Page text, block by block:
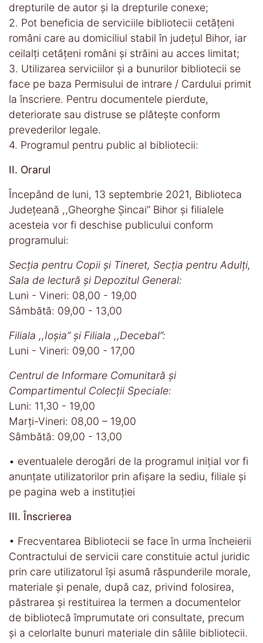
drepturile de autor şi la drepturile conexe;
2. Pot beneficia de serviciile bibliotecii cetăţeni
români care au domiciliul stabil în judeţul Bihor, iar
ceilalţi cetăţeni români şi străini au acces limitat;
3. Utilizarea serviciilor şi a bunurilor bibliotecii se
face pe baza Permisului de intrare / Cardului primit
la înscriere. Pentru documentele pierdute,
deteriorate sau distruse se plăteşte conform
prevederilor legale.
4. Programul pentru public al bibliotecii:
II. Orarul
Începând de luni, 13 septembrie 2021, Biblioteca
Județeană ,,Gheorghe Șincai” Bihor și filialele
acesteia vor fi deschise publicului conform
programului:
Secția pentru Copii și Tineret, Secția pentru Adulți,
Sala de lectură și Depozitul General:
Luni - Vineri: 08,00 - 19,00
Sâmbătă: 09,00 - 13,00
Filiala ,,Ioșia” și Filiala ,,Decebal”:
Luni - Vineri: 09,00 - 17,00
Centrul de Informare Comunitară și
Compartimentul Colecții Speciale:
Luni: 11,30 - 19,00
Marți-Vineri: 08,00 – 19,00
Sâmbătă: 09,00 - 13,00
• eventualele derogări de la programul inițial vor fi
anunțate utilizatorilor prin afișare la sediu, filiale și
pe pagina web a instituției
III. Înscrierea
• Frecventarea Bibliotecii se face în urma încheierii
Contractului de servicii care constituie actul juridic
prin care utilizatorul îşi asumă răspunderile morale,
materiale şi penale, după caz, privind folosirea,
păstrarea şi restituirea la termen a documentelor
de bibliotecă împrumutate ori consultate, precum
şi a celorlalte bunuri materiale din sălile bibliotecii.